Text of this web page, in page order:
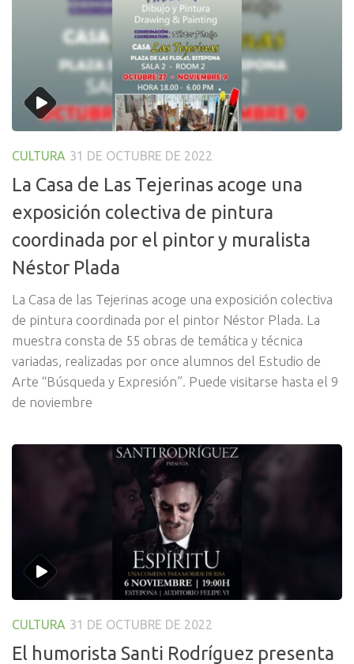
CULTURA 31 DE OCTUBRE DE 2022
La Casa de Las Tejerinas acoge una
exposición colectiva de pintura
coordinada por el pintor y muralista
Néstor Plada
La Casa de las Tejerinas acoge una exposición colectiva
de pintura coordinada por el pintor Néstor Plada. La
muestra consta de 55 obras de temática y técnica
variadas, realizadas por once alumnos del Estudio de
Arte “Búsqueda y Expresión”. Puede visitarse hasta el 9
de noviembre
CULTURA 31 DE OCTUBRE DE 2022
El humorista Santi Rodríguez presenta